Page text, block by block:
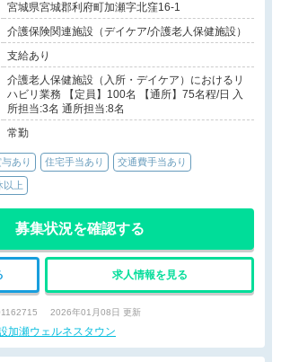
宮城県宮城郡利府町加瀬字北窪16-1
介護保険関連施設（デイケア/介護老人保健施設）
支給あり
介護老人保健施設（入所・デイケア）におけるリ
ハビリ業務 【定員】100名 【通所】75名程/日 入
所担当:3名 通所担当:8名
常勤
あり 住宅手当あり 交通費手当あり
以上
募集状況を確認する
求人情報を見る
2026年01月08日 更新
加瀬ウェルネスタウン